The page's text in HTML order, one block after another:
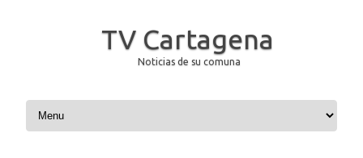
TV Cartagena
Noticias de su comuna
Saltar al contenido